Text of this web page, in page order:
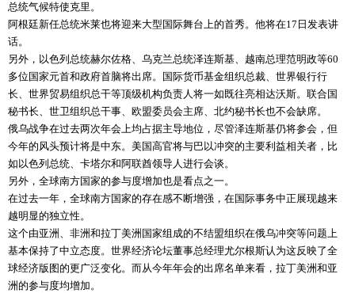
总统气候特使克里。
阿根廷新任总统米莱也将迎来大型国际舞台上的首秀。他将在17日发表讲
话。
另外，以色列总统赫尔佐格、乌克兰总统泽连斯基、越南总理范明政等60
多位国家元首和政府首脑将出席。国际货币基金组织总裁、世界银行行
长、世界贸易组织总干等顶级机构负责人将一如既往亮相达沃斯。联合国
秘书长、世卫组织总干事、欧盟委员会主席、北约秘书长也不会缺席。
俄乌战争在过去两次年会上均占据主导地位，尽管泽连斯基仍将参会，但
今年的风头预计将是中东。美国高官将与巴以冲突的主要利益相关者，比
如以色列总统、卡塔尔和阿联酋领导人进行会谈。
另外，全球南方国家的参与度增加也是看点之一。
在过去一年，全球南方国家的存在感不断增强，在国际事务中正展现越来
越明显的独立性。
这个由亚洲、非洲和拉丁美洲国家组成的不结盟组织在俄乌冲突等问题上
基本保持了中立态度。世界经济论坛董事总经理尤尔根斯认为这反映了全
球经济版图的更广泛变化。而从今年年会的出席名单来看，拉丁美洲和亚
洲的参与度均增加。